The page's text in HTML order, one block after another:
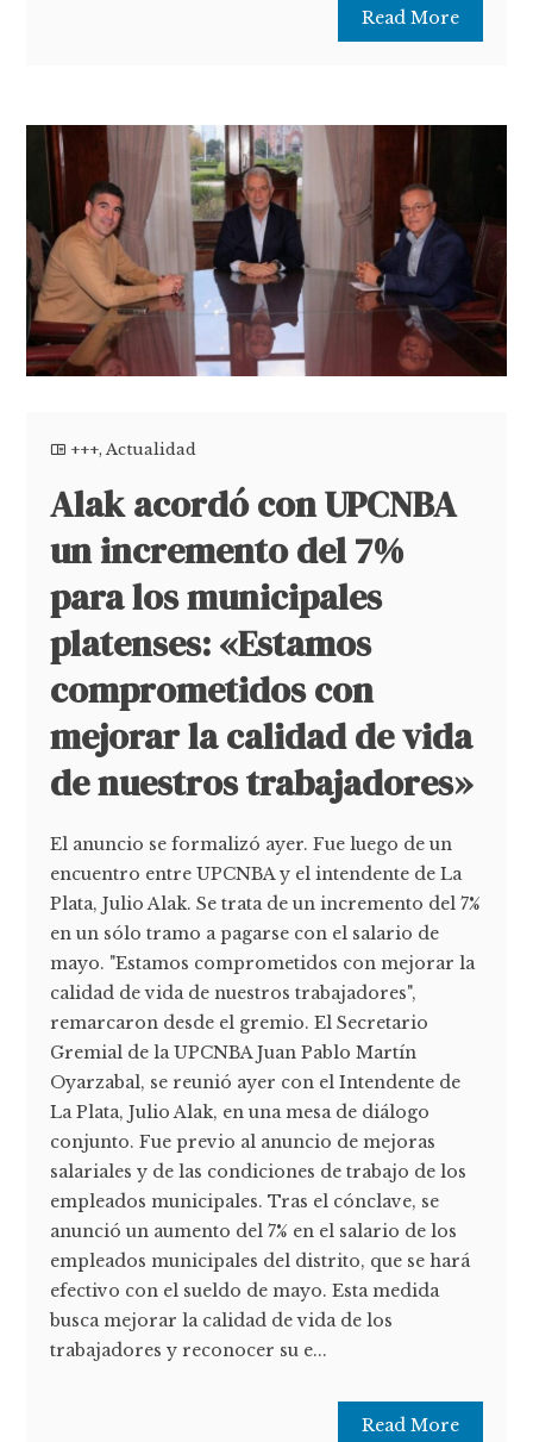
Read More
+++,Actualidad
Alak acordó con UPCNBA
un incremento del 7%
para los municipales
platenses: «Estamos
comprometidos con
mejorar la calidad de vida
de nuestros trabajadores»
El anuncio se formalizó ayer. Fue luego de un
encuentro entre UPCNBA y el intendente de La
Plata, Julio Alak. Se trata de un incremento del 7%
en un sólo tramo a pagarse con el salario de
mayo. "Estamos comprometidos con mejorar la
calidad de vida de nuestros trabajadores",
remarcaron desde el gremio. El Secretario
Gremial de la UPCNBA Juan Pablo Martín
Oyarzabal, se reunió ayer con el Intendente de
La Plata, Julio Alak, en una mesa de diálogo
conjunto. Fue previo al anuncio de mejoras
salariales y de las condiciones de trabajo de los
empleados municipales. Tras el cónclave, se
anunció un aumento del 7% en el salario de los
empleados municipales del distrito, que se hará
efectivo con el sueldo de mayo. Esta medida
busca mejorar la calidad de vida de los
trabajadores y reconocer su e...
Read More